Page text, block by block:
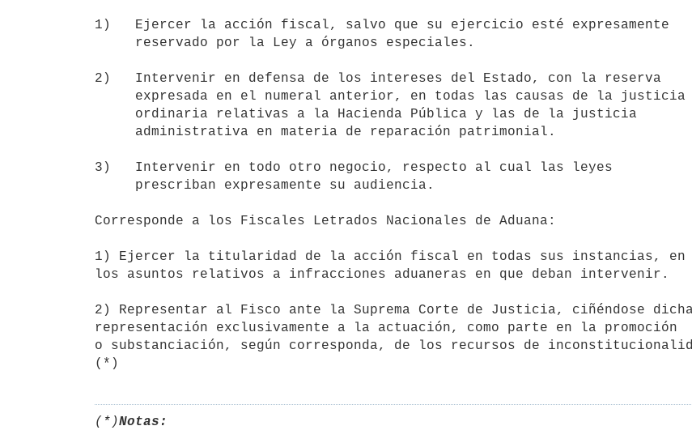
1)   Ejercer la acción fiscal, salvo que su ejercicio esté expresamente
2)   Intervenir en defensa de los intereses del Estado, con la reserva
3)   Intervenir en todo otro negocio, respecto al cual las leyes
Corresponde a los Fiscales Letrados Nacionales de Aduana:
1) Ejercer la titularidad de la acción fiscal en todas sus instancias, en
los asuntos relativos a infracciones aduaneras en que deban intervenir.
2) Representar al Fisco ante la Suprema Corte de Justicia, ciñéndose dicha
representación exclusivamente a la actuación, como parte en la promoción
o substanciación, según corresponda, de los recursos de
(*)Notas: